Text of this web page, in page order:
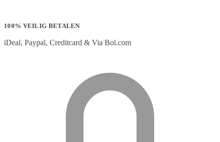
100% VEILIG BETALEN
iDeal, Paypal, Creditcard & Via Bol.com